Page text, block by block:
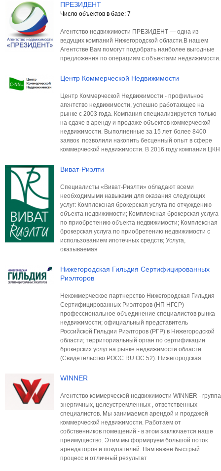
ПРЕЗИДЕНТ
Число объектов в базе: 7
Агентство недвижимости ПРЕЗИДЕНТ — одна из
ведущих компаний Нижегородской области.В нашем
Агентстве Вам помогут подобрать наиболее выгодные
предложения по операциям с объектами недвижимости.
Центр Коммерческой Недвижимости
Центр Коммерческой Недвижимости - профильное
агентство недвижимости, успешно работающее на
рынке с 2003 года. Компания специализируется только
на сдаче в аренду и продаже объектов коммерческой
недвижимости. Выполненные за 15 лет более 8400
заявок позволили накопить бесценный опыт в сфере
коммерческой недвижимости. В 2016 году компания ЦКН
Виват-Риэлти
Специалисты «Виват-Риэлти» обладают всеми
необходимыми навыками для оказания следующих
услуг: Комплексная брокерская услуга по отчуждению
объекта недвижимости; Комплексная брокерская услуга
по приобретению объекта недвижимости; Комплексная
брокерская услуга по приобретению недвижимости с
использованием ипотечных средств; Услуга,
оказываемая
Нижегородская Гильдия Сертифицированных
Риэлторов
Некоммерческое партнерство Нижегородская Гильдия
Сертифицированных Риэлторов (НП НГСР)
профессиональное объединение специалистов рынка
недвижимости; официальный представитель
Российской Гильдии Риэлторов (РГР) в Нижегородской
области; территориальный орган по сертификации
брокерских услуг на рынке недвижимости области
(Свидетельство РОСС RU OC 52). Нижегородская
WINNER
Агентство коммерческой недвижимости WINNER - группа
энергичных, целеустремленных , ответственных
специалистов. Мы занимаемся арендой и продажей
коммерческой недвижимости. Работаем от
собственников помещений - в этом заключается наше
преимущество. Этим мы формируем большой поток
арендаторов и покупателей. Нам важен быстрый
процесс и отличный результат